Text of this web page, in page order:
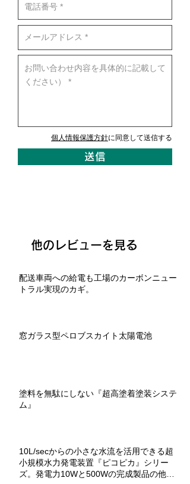
個人情報保護方針に同意して送信する
送信
他のレビューを見る
配送車両への給電も工場のカーボンニュー
トラル実現のカギ。
窓ガラス型ペロブスカイト太陽電池
塗料を無駄にしない『超高塗着塗装システ
ム』
10L/secからの小さな水流を活用できる超
小規模水力発電装置『ピコピカ』シリー
ズ。発電力10Wと500Wの完成製品の他、